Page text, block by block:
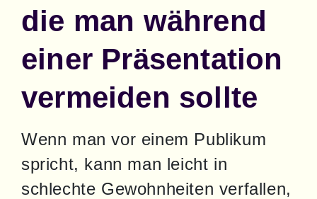
die man während
einer Präsentation
vermeiden sollte
Wenn man vor einem Publikum
spricht, kann man leicht in
schlechte Gewohnheiten verfallen,